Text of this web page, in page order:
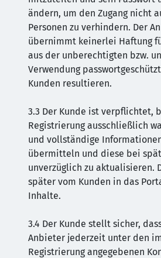
ändern, um den Zugang nicht
Personen zu verhindern. Der
übernimmt keinerlei Haftung
aus der unberechtigten bzw.
Verwendung
Kunden resultieren.
3.3 Der Kunde ist verpflichtet,
Registrierung ausschließlich
und vollständige
übermitteln und diese bei
unverzüglich zu aktualisieren.
später vom Kunden in das
Inhalte.
3.4 Der Kunde stellt sicher,
Anbieter jederzeit unter den
Registrierung angegebenen